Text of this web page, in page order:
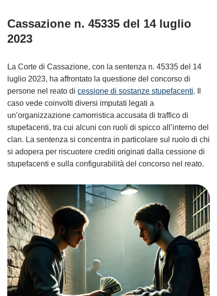
Cassazione n. 45335 del 14 luglio
2023
La Corte di Cassazione, con la sentenza n. 45335 del 14
luglio 2023, ha affrontato la questione del concorso di
persone nel reato di cessione di sostanze stupefacenti. Il
caso vede coinvolti diversi imputati legati a
un’organizzazione camorristica accusata di traffico di
stupefacenti, tra cui alcuni con ruoli di spicco all’interno del
clan. La sentenza si concentra in particolare sul ruolo di chi
si adopera per riscuotere crediti originati dalla cessione di
stupefacenti e sulla configurabilità del concorso nel reato.